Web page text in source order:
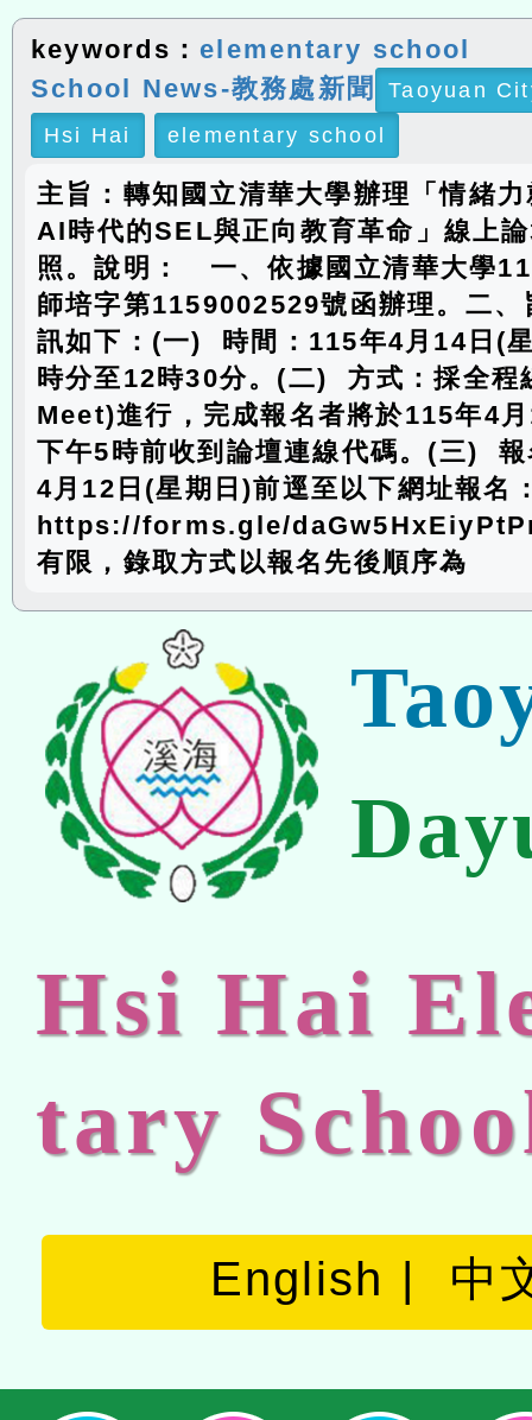
keywords： elementary school
School News-教務處新聞
Taoyuan
Hsi Hai
elementary school
主旨：轉知國立清華大學辦理「情緒
AI時代的SEL與正向教育革命」線上
照。說明： 一、依據國立清華大學
師培字第1159002529號函辦理。二、
訊如下：(一) 時間：115年4月14日(
時分至12時30分。(二) 方式：採全
Meet)進行，完成報名者將於115年4
下午5時前收到論壇連線代碼。(三)
4月12日(星期日)前逕至以下網址報名
https://forms.gle/
有限，錄取方式以報名先後順序為
Hsi Hai
tary
English 中